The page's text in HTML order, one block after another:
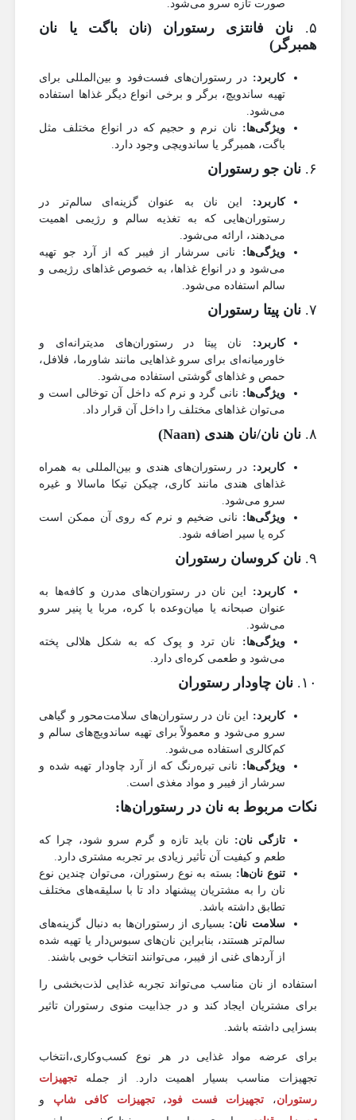
صورت تازه سرو می‌شود.
۵.
نان فانتزی رستوران (نان باگت یا نان
همبرگر)
کاربرد:در رستوران‌های فست‌فود و بین‌المللی برای
تهیه ساندویچ، برگر و برخی انواع دیگر غذاها استفاده
می‌شود.
ویژگی‌ها:نان نرم و حجیم که در انواع مختلف مثل
باگت، همبرگر یا ساندویچی وجود دارد.
۶. نان جو رستوران
کاربرد:این نان به عنوان گزینه‌ای سالم‌تر در
رستوران‌هایی که به تغذیه سالم و رژیمی اهمیت
می‌دهند، ارائه می‌شود.
ویژگی‌ها:نانی سرشار از فیبر که از آرد جو تهیه
می‌شود و در انواع غذاها، به خصوص غذاهای رژیمی و
سالم استفاده می‌شود.
۷. نان پیتا رستوران
کاربرد:نان پیتا در رستوران‌های مدیترانه‌ای و
خاورمیانه‌ای برای سرو غذاهایی مانند شاورما، فلافل،
حمص و غذاهای گوشتی استفاده می‌شود.
ویژگی‌ها:نانی گرد و نرم که داخل آن توخالی است و
می‌توان غذاهای مختلف را داخل آن قرار داد.
۸. نان نان/نان هندی (Naan)
کاربرد:در رستوران‌های هندی و بین‌المللی به همراه
غذاهای هندی مانند کاری، چیکن تیکا ماسالا و غیره
سرو می‌شود.
ویژگی‌ها:نانی ضخیم و نرم که روی آن ممکن است
کره یا سیر اضافه شود.
۹. نان کروسان رستوران
کاربرد:این نان در رستوران‌های مدرن و کافه‌ها به
عنوان صبحانه یا میان‌وعده با کره، مربا یا پنیر سرو
می‌شود.
ویژگی‌ها:نان ترد و پوک که به شکل هلالی پخته
می‌شود و طعمی کره‌ای دارد.
۱۰. نان چاودار رستوران
کاربرد:این نان در رستوران‌های سلامت‌محور و گیاهی
سرو می‌شود و معمولاً برای تهیه ساندویچ‌های سالم و
کم‌کالری استفاده می‌شود.
ویژگی‌ها:نانی تیره‌رنگ که از آرد چاودار تهیه شده و
سرشار از فیبر و مواد مغذی است.
نکات مربوط به نان در رستوران‌ها:
تازگی نان:نان باید تازه و گرم سرو شود، چرا که
طعم و کیفیت آن تأثیر زیادی بر تجربه مشتری دارد.
تنوع نان‌ها:بسته به نوع رستوران، می‌توان چندین نوع
نان را به مشتریان پیشنهاد داد تا با سلیقه‌های مختلف
تطابق داشته باشد.
سلامت نان:بسیاری از رستوران‌ها به دنبال گزینه‌های
سالم‌تر هستند، بنابراین نان‌های سبوس‌دار یا تهیه شده
از آردهای غنی از فیبر، می‌توانند انتخاب خوبی باشند.
استفاده از نان مناسب می‌تواند تجربه غذایی لذت‌بخشی را
برای مشتریان ایجاد کند و در جذابیت منوی رستوران تاثیر
بسزایی داشته باشد.
برای عرضه مواد غذایی در هر نوع کسب‌وکاری،انتخاب
تجهیزات مناسب بسیار اهمیت دارد. از جمله
تجهیزات
رستوران‌، تجهیزات فست فود، تجهیزات کافی‌ شاپ‌و